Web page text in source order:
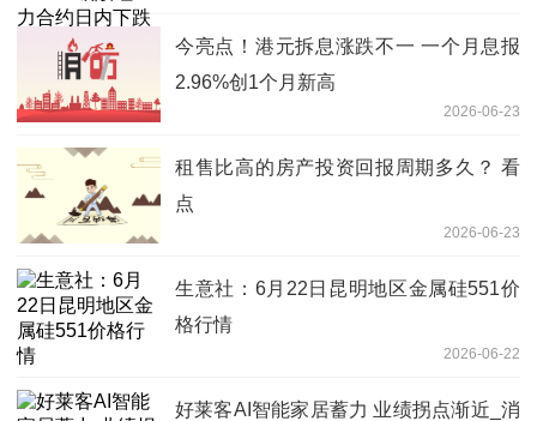
今亮点！港元拆息涨跌不一 一个月息报
2.96%创1个月新高
2026-06-23
租售比高的房产投资回报周期多久？ 看
点
2026-06-23
生意社：6月22日昆明地区金属硅551价
格行情
2026-06-22
好莱客AI智能家居蓄力 业绩拐点渐近_消